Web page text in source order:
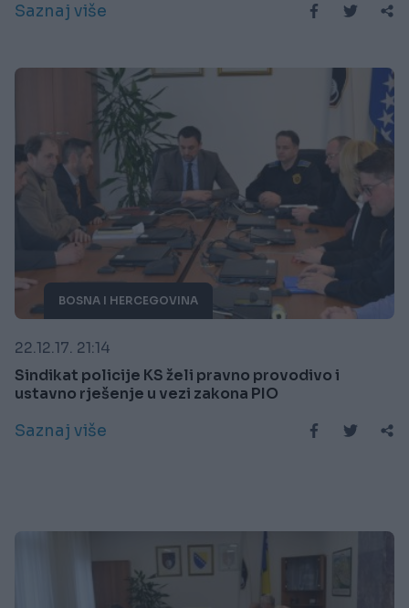
Saznaj više
BOSNA I HERCEGOVINA
22.12.17. 21:14
Sindikat policije KS želi pravno provodivo i
ustavno rješenje u vezi zakona PIO
Saznaj više